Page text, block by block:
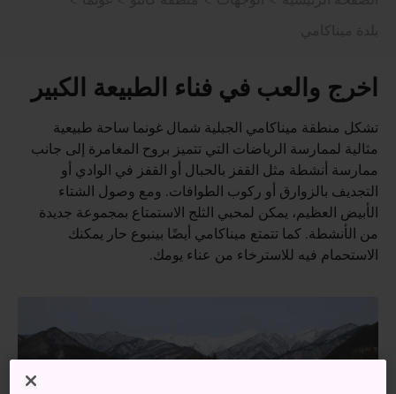
اخرج والعب في فناء الطبيعة الكبير
تشكل منطقة ميناكامي الجبلية شمال غونما ساحة طبيعية
مثالية لممارسة الرياضات التي تتميز بروح المغامرة إلى جانب
ممارسة أنشطة مثل القفز بالحبال أو القفز في الوادي أو
التجديف بالزوارق أو ركوب الطوافات. ومع وصول الشتاء
الأبيض العظيم، يمكن لمحبي الثلج الاستمتاع بمجموعة جديدة
من الأنشطة. كما تتمتع ميناكامي أيضًا بينبوع حار يمكنك
الاستحمام فيه للاسترخاء من عناء يومك.